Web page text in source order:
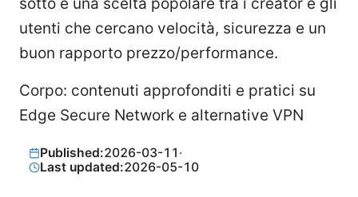
utenti che cercano velocità, sicurezza e un
buon rapporto prezzo/performance.
Corpo: contenuti approfonditi e pratici su
Edge Secure Network e alternative VPN
Published:2026-03-11 ·
Last updated:2026-05-10